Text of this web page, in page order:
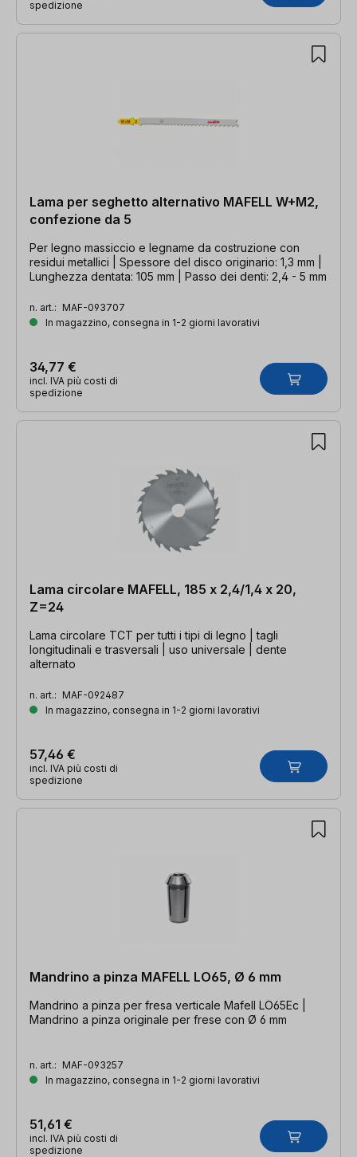
spedizione
Lama per seghetto alternativo MAFELL W+M2,
confezione da 5
Per legno massiccio e legname da costruzione con
residui metallici | Spessore del disco originario: 1,3 mm |
Lunghezza dentata: 105 mm | Passo dei denti: 2,4 - 5 mm
n. art.: MAF-093707
In magazzino, consegna in 1-2 giorni lavorativi
34,77 €
incl. IVA più costi di
spedizione
Lama circolare MAFELL, 185 x 2,4/1,4 x 20,
Z=24
Lama circolare TCT per tutti i tipi di legno | tagli
longitudinali e trasversali | uso universale | dente
alternato
n. art.: MAF-092487
In magazzino, consegna in 1-2 giorni lavorativi
57,46 €
incl. IVA più costi di
spedizione
Mandrino a pinza MAFELL LO65, Ø 6 mm
Mandrino a pinza per fresa verticale Mafell LO65Ec |
Mandrino a pinza originale per frese con Ø 6 mm
n. art.: MAF-093257
In magazzino, consegna in 1-2 giorni lavorativi
51,61 €
incl. IVA più costi di
spedizione